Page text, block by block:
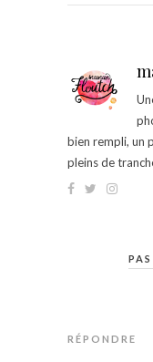
bien rempli, un
pleins de
RÉPONDRE